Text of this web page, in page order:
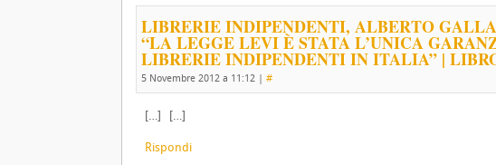
LIBRERIE INDIPENDENTI, ALBERTO
“LA LEGGE LEVI È STATA L’UNICA
LIBRERIE INDIPENDENTI IN ITALIA” |
5 Novembre 2012 a 11:12 | #
[…] […]
Rispondi